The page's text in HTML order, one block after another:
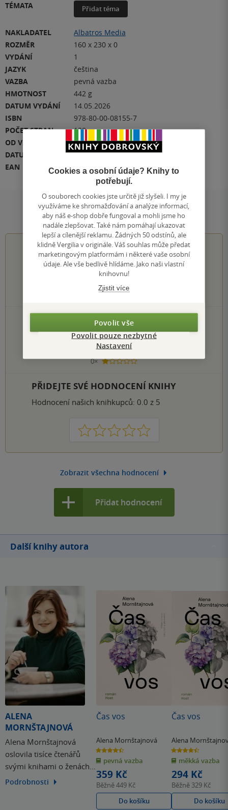
TÉMATA
Přidat téma
NAKLADATEL
Albatros Media
ROZMĚR
160 x 230 x 0
VYDÁNÍ
1
JAZYK
čeština
VAZBA
pevná vazba
HMOTNOST
442 g
DATUM VYDÁNÍ
14.05.2026
ISBN
978-80-00-08155-7
POČET STRAN
128
OD VĚKU
6 let
DATUM DOTISKU
11.05.2026
EAN
9788000081557
Hodnocení a recenze čtenářů
4.0z5
hodnocení čtenářů
1×
5 hvězdiček
0×
4 hvězdičky
1×
3 hvězdičky
0×
2 hvězdičky
0×
1 hvezdička
PŘIDEJTE SVÉ HODNOCENÍ KNIHY
Hodnocení našich knihkupců: 0.0 z 5
1 2 3 4 5
Zobrazit všechna hodnocení
Přidat hodnocení
Další knihy autora
ALENA
MORNŠTAJNOVÁ
Alena Mornštajnová
oslovila tisíce čtenářů
svými knihami o ženách.
Jejich děj se odehrává v
Podrobnosti
Čas vos
Alena Mornštajnová
4.5
z
5
hvězdiček
pevná vazba
359 Kč
Běžně449 Kč
Do košíku
Čas vos
Alena
4.5
z
5
hvězdiček
měkká vazba
294 Kč
Běžně 329 Kč
Do košíku
Cookies a osobní údaje? Knihy to
potřebují.
O souborech cookies jste určitě již slyšeli. I my je
využíváme ke shromažďování a analýze informací,
aby náš e-shop dobře fungoval a mohli jsme ho
nadále zlepšovat. Také nám pomáhají ukazovat
lepší a cílenější reklamu. Žádných 50 odstínů, ale
klidně Vergilia v originále. Váš souhlas může předat
marketingovým platformám i některé vaše osobní
údaje. Ale vše bedlivě hlídáme. Jako naši vlastní
knihovnu!
Zjistit více
Povolit vše
Povolit pouze nezbytné
Nastavení